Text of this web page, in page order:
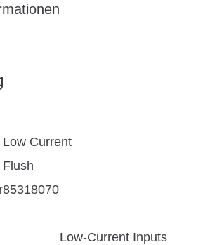
Low Current
Flush
85318070
Low-Current Inputs